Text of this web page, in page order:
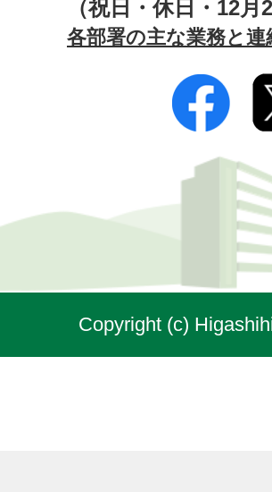
（祝日・休日・12
各部署の主な業務と連
Copyright (c)